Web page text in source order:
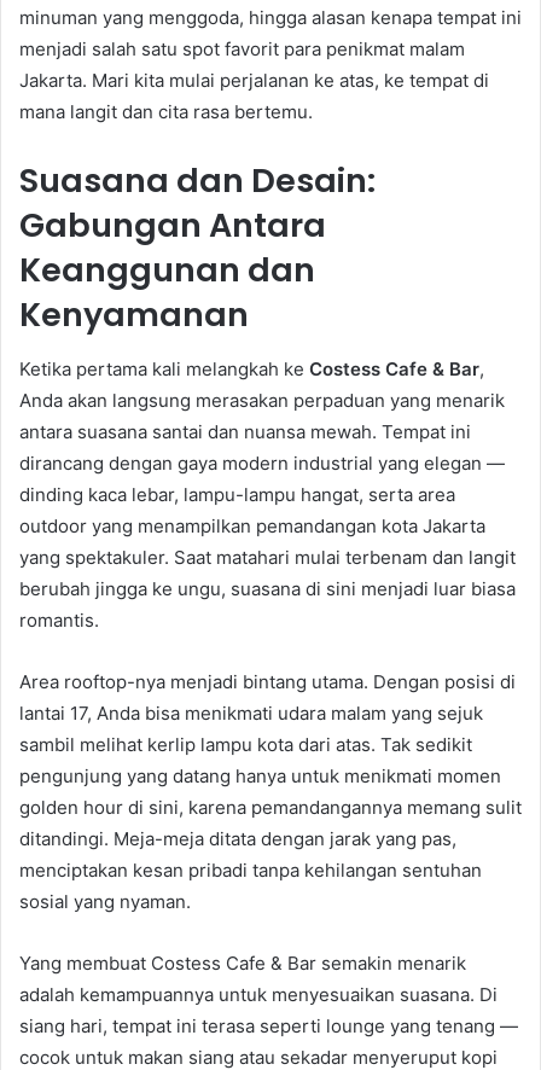
minuman yang menggoda, hingga alasan kenapa tempat ini
menjadi salah satu spot favorit para penikmat malam
Jakarta. Mari kita mulai perjalanan ke atas, ke tempat di
mana langit dan cita rasa bertemu.
Suasana dan Desain:
Gabungan Antara
Keanggunan dan
Kenyamanan
Ketika pertama kali melangkah ke Costess Cafe & Bar,
Anda akan langsung merasakan perpaduan yang menarik
antara suasana santai dan nuansa mewah. Tempat ini
dirancang dengan gaya modern industrial yang elegan —
dinding kaca lebar, lampu-lampu hangat, serta area
outdoor yang menampilkan pemandangan kota Jakarta
yang spektakuler. Saat matahari mulai terbenam dan langit
berubah jingga ke ungu, suasana di sini menjadi luar biasa
romantis.
Area rooftop-nya menjadi bintang utama. Dengan posisi di
lantai 17, Anda bisa menikmati udara malam yang sejuk
sambil melihat kerlip lampu kota dari atas. Tak sedikit
pengunjung yang datang hanya untuk menikmati momen
golden hour di sini, karena pemandangannya memang sulit
ditandingi. Meja-meja ditata dengan jarak yang pas,
menciptakan kesan pribadi tanpa kehilangan sentuhan
sosial yang nyaman.
Yang membuat Costess Cafe & Bar semakin menarik
adalah kemampuannya untuk menyesuaikan suasana. Di
siang hari, tempat ini terasa seperti lounge yang tenang —
cocok untuk makan siang atau sekadar menyeruput kopi